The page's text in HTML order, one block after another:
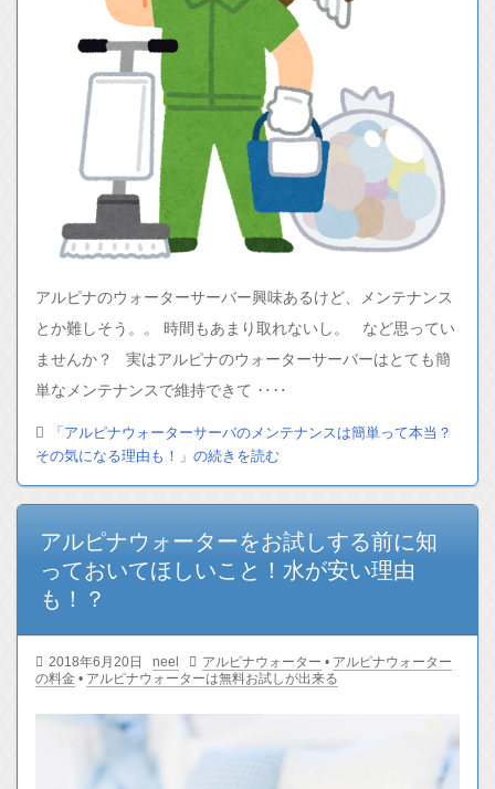
アルピナのウォーターサーバー興味あるけど、メンテナンス
とか難しそう。。 時間もあまり取れないし。 など思ってい
ませんか？ 実はアルピナのウォーターサーバーはとても簡
単なメンテナンスで維持できて ‥‥
「アルピナウォーターサーバのメンテナンスは簡単って本当？
その気になる理由も！」の続きを読む
アルピナウォーターをお試しする前に知
っておいてほしいこと！水が安い理由
も！？
2018年6月20日 neel アルピナウォーター • アルピナウォーター
の料金 • アルピナウォーターは無料お試しが出来る